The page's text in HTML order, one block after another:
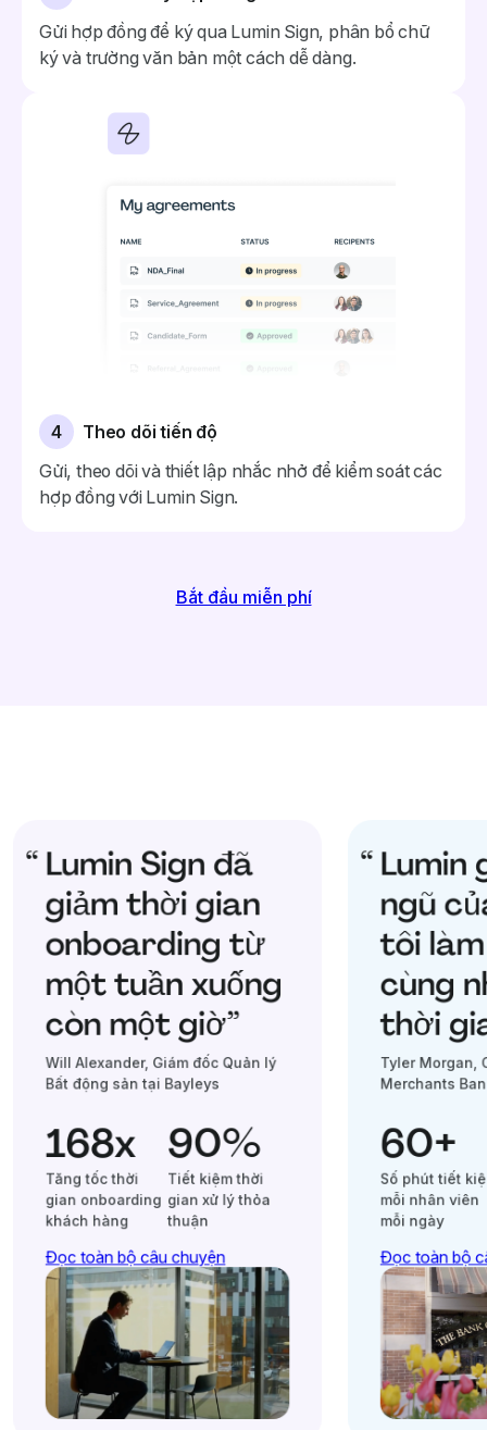
Gửi hợp đồng để ký qua Lumin Sign, phân bổ chữ
ký và trường văn bản một cách dễ dàng.
4
Theo dõi tiến độ
Gửi, theo dõi và thiết lập nhắc nhở để kiểm soát các
hợp đồng với Lumin Sign.
Bắt đầu miễn phí
Lumin Sign đã
giảm thời gian
onboarding từ
một tuần xuống
còn một giờ”
Will Alexander, Giám đốc Quản lý
Bất động sản tại Bayleys
168x
Tăng tốc thời
gian onboarding
khách hàng
90%
Tiết kiệm thời
gian xử lý thỏa
thuận
Đọc toàn bộ câu chuyện
Lumin
ngũ
tôi
cùng
thời
Tyler Morgan,
Merchants
60+
Số phút tiết
mỗi nhân viên
mỗi ngày
Đọc toàn bộ